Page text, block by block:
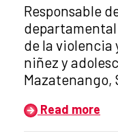
Title of the
Responsable
de la violencia
niñez y
Mazatenango,
Read more